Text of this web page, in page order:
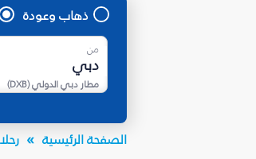
ذهاب وعودة
من
مطار دبي الدولي(
DXB
)
الصفحة الرئيسية